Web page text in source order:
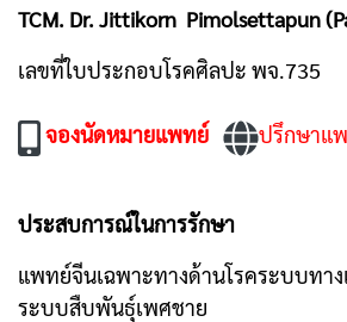
TCM. Dr. Jittikorn Pimolsettapun
เลขที่ใบประกอบโรคศิลปะ พจ.735
จองนัดหมายแพทย์ ปรึกษาแ
ประสบการณ์ในการรักษา
แพทย์จีนเฉพาะทางด้านโรคระบบทาง
ระบบสืบพันธุ์เพศชาย